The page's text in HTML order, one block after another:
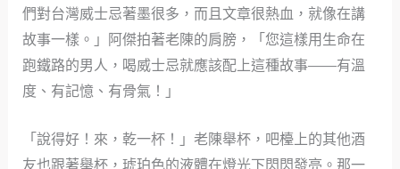
們對台灣威士忌著墨很多，而且文章很熱血，就像在講
故事一樣。」阿傑拍著老陳的肩膀，「您這樣用生命在
跑鐵路的男人，喝威士忌就應該配上這種故事——有溫
度、有記憶、有骨氣！」
「說得好！來，乾一杯！」老陳舉杯，吧檯上的其他酒
友也跟著舉杯，琥珀色的液體在燈光下閃閃發亮。那一